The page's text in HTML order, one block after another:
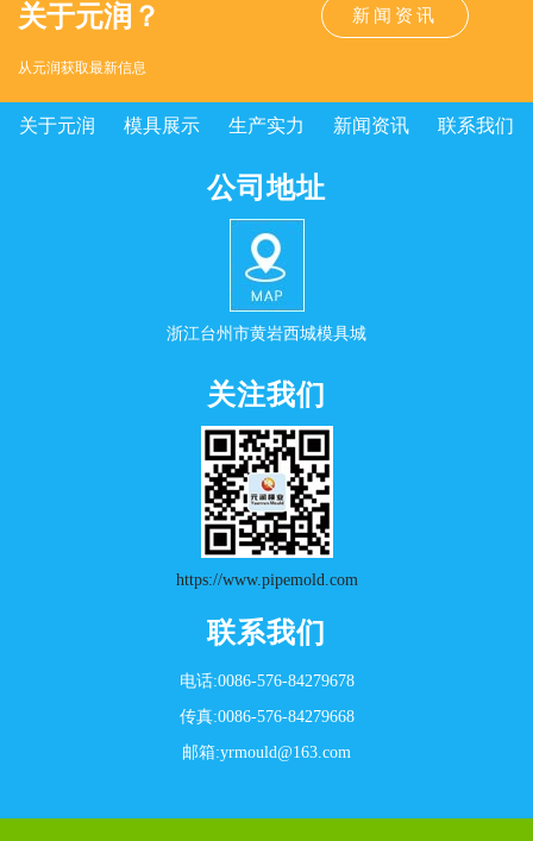
关于元润？
从元润获取最新信息
新闻资讯
关于元润 模具展示 生产实力 新闻资讯 联系我们
公司地址
浙江台州市黄岩西城模具城
关注我们
https://www.pipemold.com
联系我们
电话:0086-576-84279678
传真:0086-576-84279668
邮箱:yrmould@163.com